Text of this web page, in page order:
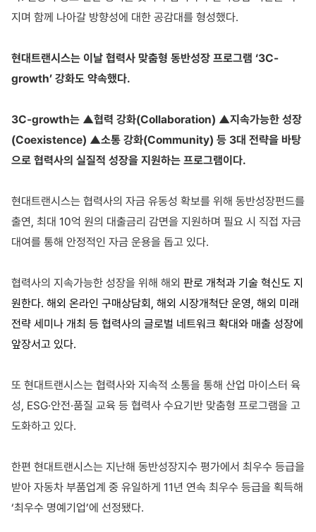
지며 함께 나아갈 방향성에 대한 공감대를 형성했다.
현대트랜시스는 이날 협력사 맞춤형 동반성장 프로그램 ‘3C-
growth’ 강화도 약속했다.
3C-growth는 ▲협력 강화(Collaboration) ▲지속가능한 성장
(Coexistence) ▲소통 강화(Community) 등 3대 전략을 바탕
으로 협력사의 실질적 성장을 지원하는 프로그램이다.
현대트랜시스는 협력사의 자금 유동성 확보를 위해 동반성장펀드를
출연, 최대 10억 원의 대출금리 감면을 지원하며 필요 시 직접 자금
대여를 통해 안정적인 자금 운용을 돕고 있다.
협력사의 지속가능한 성장을 위해 해외 판로 개척과 기술 혁신도 지
원한다. 해외 온라인 구매상담회, 해외 시장개척단 운영, 해외 미래
전략 세미나 개최 등 협력사의 글로벌 네트워크 확대와 매출 성장에
앞장서고 있다.
또 현대트랜시스는 협력사와 지속적 소통을 통해 산업 마이스터 육
성, ESG·안전·품질 교육 등 협력사 수요기반 맞춤형 프로그램을 고
도화하고 있다.
한편 현대트랜시스는 지난해 동반성장지수 평가에서 최우수 등급을
받아 자동차 부품업계 중 유일하게 11년 연속 최우수 등급을 획득해
‘최우수 명예기업’에 선정됐다.